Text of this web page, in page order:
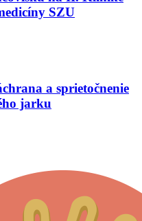
SZU
a sprietočnenie
jarku